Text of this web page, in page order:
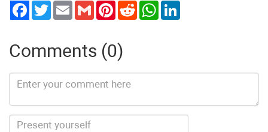
TwitterEmail Gmail PinterestReddit WhatsApp
Comments (0)